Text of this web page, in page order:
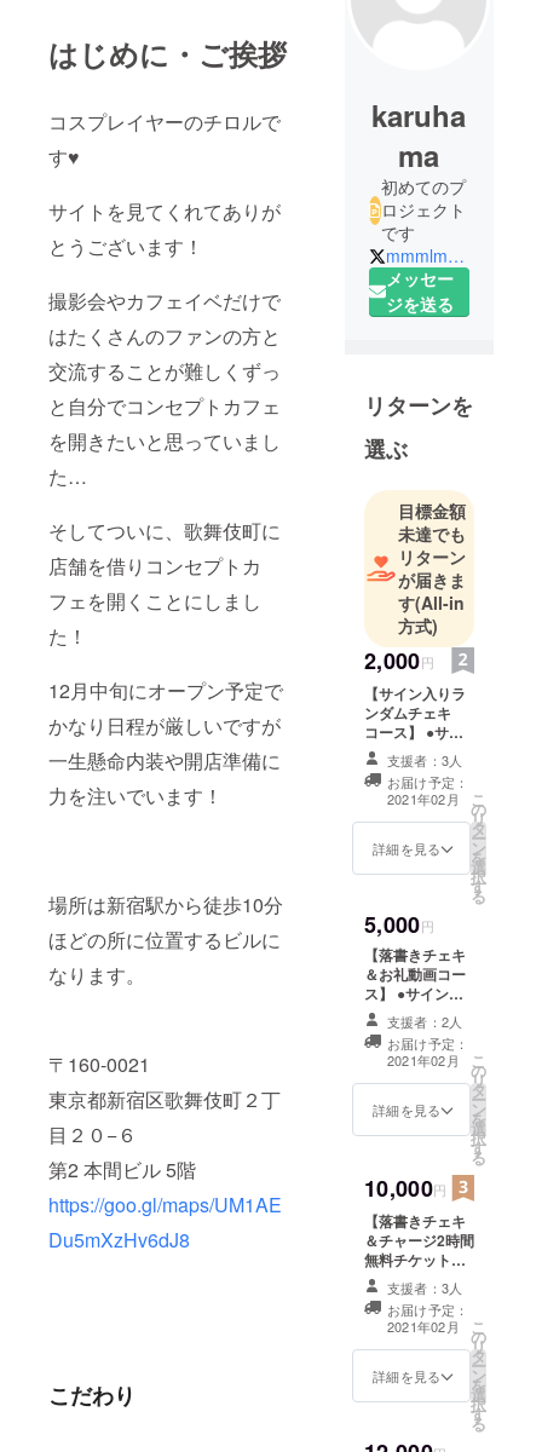
はじめに・ご挨拶
コスプレイヤーのチロルで
す♥️
サイトを見てくれてありが
とうございます！
撮影会やカフェイベだけで
はたくさんのファンの方と
交流することが難しくずっ
と自分でコンセプトカフェ
を開きたいと思っていまし
た…
そしてついに、歌舞伎町に
店舗を借りコンセプトカ
フェを開くことにしまし
た！
12月中旬にオープン予定で
かなり日程が厳しいですが
一生懸命内装や開店準備に
力を注いでいます！
場所は新宿駅から徒歩10分
ほどの所に位置するビルに
なります。
〒160-0021
東京都新宿区歌舞伎町２丁
目２０−６
第2 本間ビル 5階
https://goo.gl/maps/UM1AE
Du5mXzHv6dJ8
こだわり
karuha
ma
初めてのプ
ロジェクト
です
mmmlmmm2
メッセー
ジを送る
リターンを
選ぶ
目標金額
未達でも
リターン
が届きま
す(All-in
方式)
2,000円
【サイン入りラ
ンダムチェキ
コース】 ●サイ
ンと一言入りラ
ンダムチェキを1
枚 ※2月末迄に郵
送します
支援者：3人
お届け予定：
2021年02月
詳細を見る
こ
の
リ
タ
ー
ン
を
選
択
す
る
5,000円
【落書きチェキ
＆お礼動画コー
ス】 ●サイン＆
落書きをした
チェキを1枚 ※
２月末迄に郵送
します ●お礼の
動画をメールか
DMにて送信
してください
支援者：2人
お届け予定：
2021年02月
詳細を見る
こ
の
リ
タ
ー
ン
を
選
択
す
る
10,000円
【落書きチェキ
＆チャージ2時間
無料チケット
コース】 ●落書
きチェキ1枚 ※２
月末までに郵送
します ●コンカ
フェ
BAR『lazward
が2時間無料にな
支援者：3人
お届け予定：
2021年02月
詳細を見る
こ
の
リ
タ
ー
ン
を
選
択
す
る